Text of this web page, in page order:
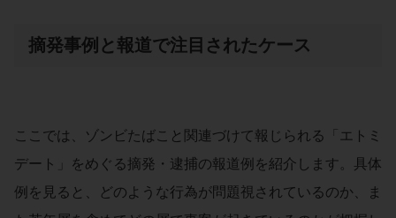
摘発事例と報道で注目されたケース
ここでは、ゾンビたばこと関連づけて報じられる「エトミ
デート」をめぐる摘発・逮捕の報道例を紹介します。具体
例を見ると、どのような行為が問題視されているのか、ま